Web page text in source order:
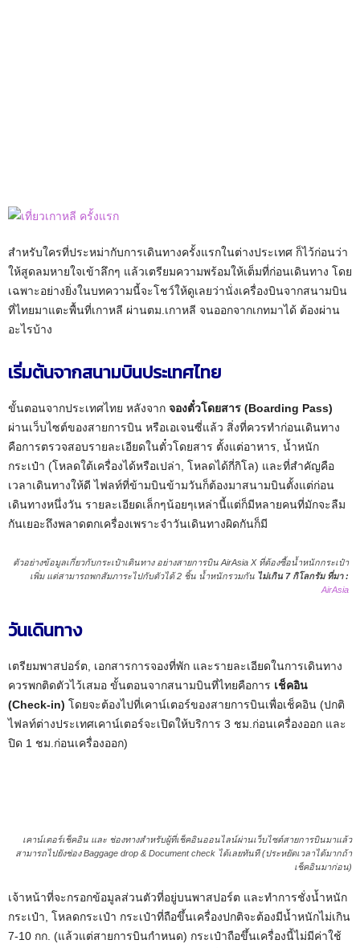
สำหรับใครที่ประหม่ากับการเดินทางครั้งแรกในต่างประเทศ ก็ไว้ก่อนว่า
ให้สูดลมหายใจเข้าลึกๆ แล้วเตรียมความพร้อมให้เต็มที่ก่อนเดินทาง โดย
เฉพาะอย่างยิ่งในบทความนี้จะโชว์ให้ดูเลยว่านั่งเครื่องบินจากสนามบิน
ที่ไทยมาแตะพื้นที่เกาหลี ผ่านตม.เกาหลี จนออกจากเกทมาได้ ต้องผ่าน
อะไรบ้าง
เริ่มต้นจากสนามบินประเทศไทย
ขั้นตอนจากประเทศไทย หลังจาก จองตั๋วโดยสาร (Boarding Pass)
ผ่านเว็บไซต์ของสายการบิน หรือเอเจนซี่แล้ว สิ่งที่ควรทำก่อนเดินทาง
คือการตรวจสอบรายละเอียดในตั๋วโดยสาร ตั้งแต่อาหาร, น้ำหนัก
กระเป๋า (โหลดใต้เครื่องได้หรือเปล่า, โหลดได้กี่กิโล) และที่สำคัญคือ
เวลาเดินทางให้ดี ไฟลท์ที่ข้ามบินข้ามวันก็ต้องมาสนามบินตั้งแต่ก่อน
เดินทางหนึ่งวัน รายละเอียดเล็กๆน้อยๆเหล่านี้แต่ก็มีหลายคนที่มักจะลืม
กันเยอะถึงพลาดตกเครื่องเพราะจำวันเดินทางผิดกันก็มี
ตัวอย่างข้อมูลเกี่ยวกับกระเป๋าเดินทาง อย่างสายการบิน AirAsia X ที่ต้องซื้อน้ำหนักกระเป๋า
เพิ่ม แต่สามารถพกสัมภาระไปกับตัวได้ 2 ชิ้น น้ำหนักรวมกัน ไม่เกิน 7 กิโลกรัม ที่มา :
AirAsia
วันเดินทาง
เตรียมพาสปอร์ต, เอกสารการจองที่พัก และรายละเอียดในการเดินทาง
ควรพกติดตัวไว้เสมอ ขั้นตอนจากสนามบินที่ไทยคือการ เช็คอิน
(Check-in) โดยจะต้องไปที่เคาน์เตอร์ของสายการบินเพื่อเช็คอิน (ปกติ
ไฟลท์ต่างประเทศเคาน์เตอร์จะเปิดให้บริการ 3 ชม.ก่อนเครื่องออก และ
ปิด 1 ชม.ก่อนเครื่องออก)
เคาน์เตอร์เช็คอิน และ ช่องทางสำหรับผู้ที่เช็คอินออนไลน์ผ่านเว็บไซต์สายการบินมาแล้ว
สามารถไปยังช่อง Baggage drop & Document check ได้เลยทันที (ประหยัดเวลาได้มากถ้า
เช็คอินมาก่อน)
เจ้าหน้าที่จะกรอกข้อมูลส่วนตัวที่อยู่บนพาสปอร์ต และทำการชั่งน้ำหนัก
กระเป๋า, โหลดกระเป๋า กระเป๋าที่ถือขึ้นเครื่องปกติจะต้องมีน้ำหนักไม่เกิน
7-10 กก. (แล้วแต่สายการบินกำหนด) กระเป๋าถือขึ้นเครื่องนี้ไม่มีค่าใช้